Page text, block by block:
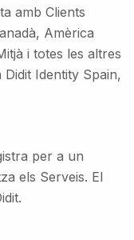
amb Clients
Amèrica
i totes les altres
Didit Identity Spain,
per a un
els Serveis. El